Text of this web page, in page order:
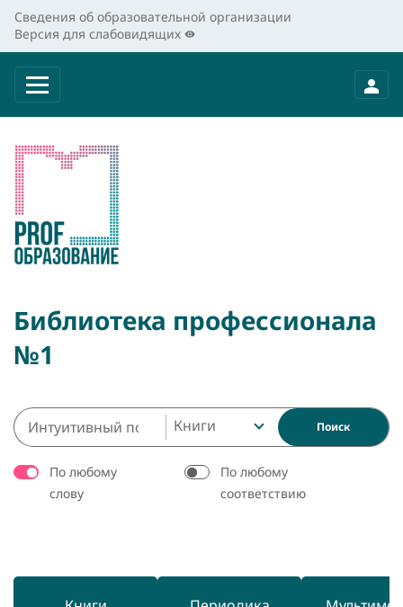
Сведения об образовательной организации
Версия для слабовидящих
Библиотека профессионала
№1
Книги Поиск
По любому
слову
По любому
соответствию